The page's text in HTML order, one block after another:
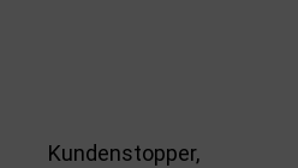
Kundenstopper,